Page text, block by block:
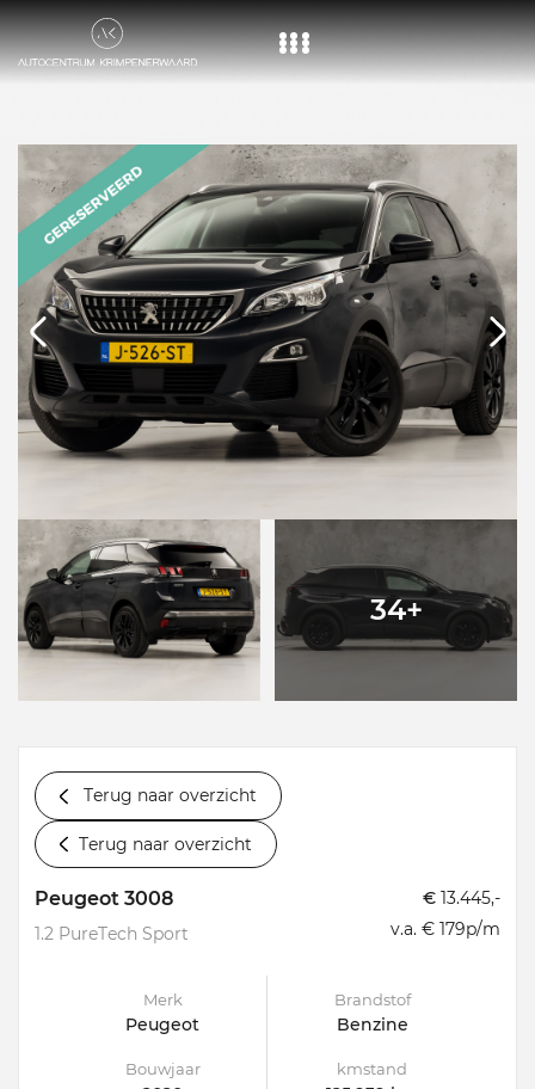
Aanbod
Diensten
Over ons
Vacature
Contact
34+
Terug naar overzicht
Terug naar overzicht
Peugeot 3008
1.2 PureTech Sport
€ 13.445,-
v.a. € 179p/m
Merk
Peugeot
Brandstof
Benzine
Bouwjaar kmstand